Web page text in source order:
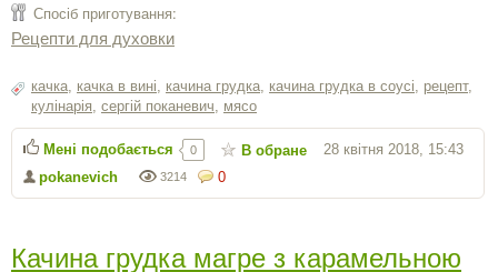
Спосіб приготування:
Рецепти для духовки
качка качка в вині качина грудка качина грудка в соусі рецепт,
кулінарія сергiй поканевич мясо
0
3214
pokanevich
28 квітня 2018, 15:43
Мені подобається 0 В обране
Качина грудка магре з карамельною